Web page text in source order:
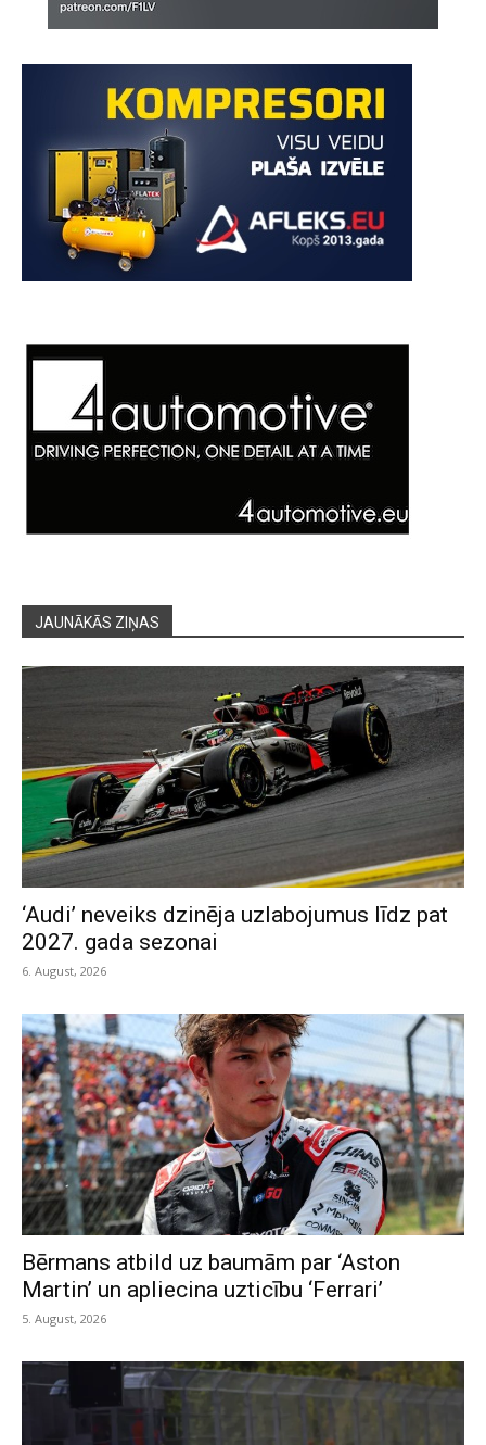
JAUNĀKĀS ZIŅAS
‘Audi’ neveiks dzinēja uzlabojumus līdz pat
2027. gada sezonai
6. August, 2026
Bērmans atbild uz baumām par ‘Aston
Martin’ un apliecina uzticību ‘Ferrari’
5. August, 2026